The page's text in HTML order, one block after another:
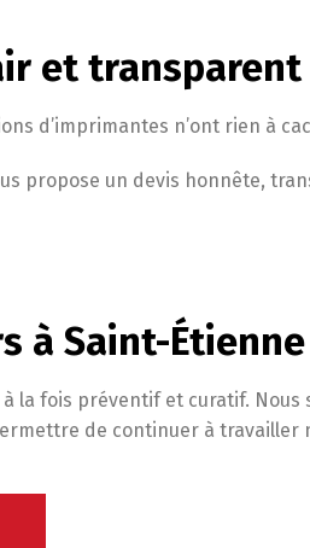
et transparent
d’imprimantes n’ont rien à
propose un devis honnête,
à Saint-Étienne
la fois préventif et curatif. Nous
de continuer à travailler